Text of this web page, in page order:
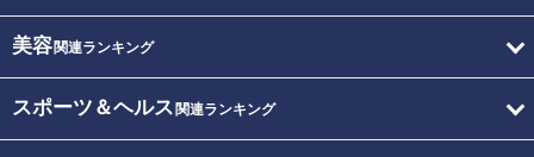
美容関連ランキング
スポーツ＆ヘルス 関連ランキング